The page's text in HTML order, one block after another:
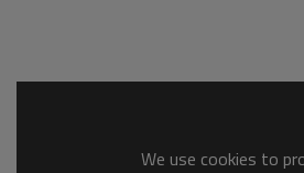
We use cookies to